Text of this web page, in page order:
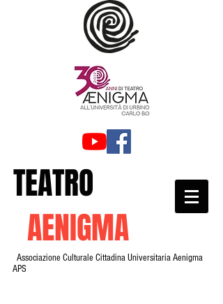
TEATRO
AENIGMA
Associazione Culturale Cittadina Universitaria Aenigma
APS